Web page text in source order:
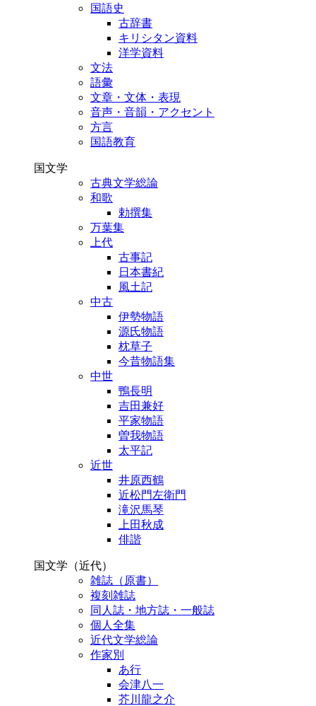
国語史
古辞書
キリシタン資料
洋学資料
文法
語彙
文章・文体・表現
音声・音韻・アクセント
方言
国語教育
国文学
古典文学総論
和歌
勅撰集
万葉集
上代
古事記
日本書紀
風土記
中古
伊勢物語
源氏物語
枕草子
今昔物語集
中世
鴨長明
吉田兼好
平家物語
曽我物語
太平記
近世
井原西鶴
近松門左衛門
滝沢馬琴
上田秋成
俳諧
国文学（近代）
雑誌（原書）
複刻雑誌
同人誌・地方誌・一般誌
個人全集
近代文学総論
作家別
あ行
会津八一
芥川龍之介